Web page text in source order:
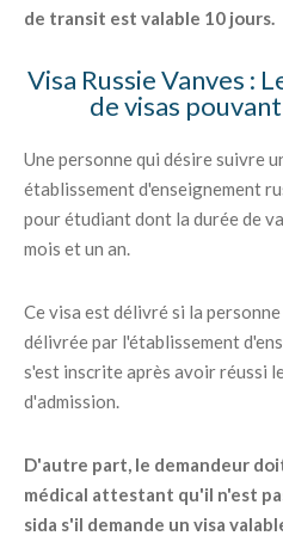
de transit est valable 10 jours.
Visa Russie Vanves :
de visas
Une personne qui désire suivre
établissement d'enseignement
pour étudiant dont la durée de
mois et un an.
Ce visa est délivré si la
délivrée par l'établissement
s'est inscrite après avoir réussi
d'admission.
D'autre part, le demandeur
médical attestant qu'il n'est
sida s'il demande un visa